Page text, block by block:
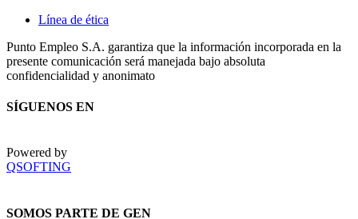
Línea de ética
Punto Empleo S.A. garantiza que la información incorporada en la
presente comunicación será manejada bajo absoluta
confidencialidad y anonimato
SÍGUENOS EN
Powered by
QSOFTING
SOMOS PARTE DE GEN